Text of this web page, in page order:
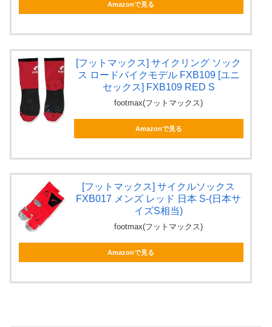
Amazonで見る
[フットマックス] サイクリング ソック
ス ロードバイクモデル FXB109 [ユニ
セックス] FXB109 RED S
footmax(フットマックス)
Amazonで見る
[フットマックス] サイクルソックス
FXB017 メンズ レッド 日本 S-(日本サ
イズS相当)
footmax(フットマックス)
Amazonで見る